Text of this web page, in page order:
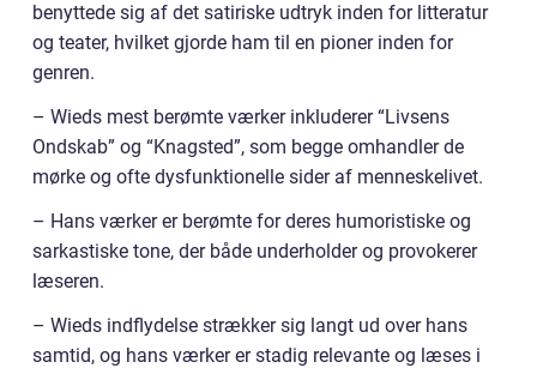
benyttede sig af det satiriske udtryk inden for litteratur
og teater, hvilket gjorde ham til en pioner inden for
genren.
– Wieds mest berømte værker inkluderer “Livsens
Ondskab” og “Knagsted”, som begge omhandler de
mørke og ofte dysfunktionelle sider af menneskelivet.
– Hans værker er berømte for deres humoristiske og
sarkastiske tone, der både underholder og provokerer
læseren.
– Wieds indflydelse strækker sig langt ud over hans
samtid, og hans værker er stadig relevante og læses i